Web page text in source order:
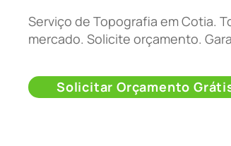
Serviço de Topografia em Cotia.
mercado. Solicite orçamento.
Solicitar Orçamento